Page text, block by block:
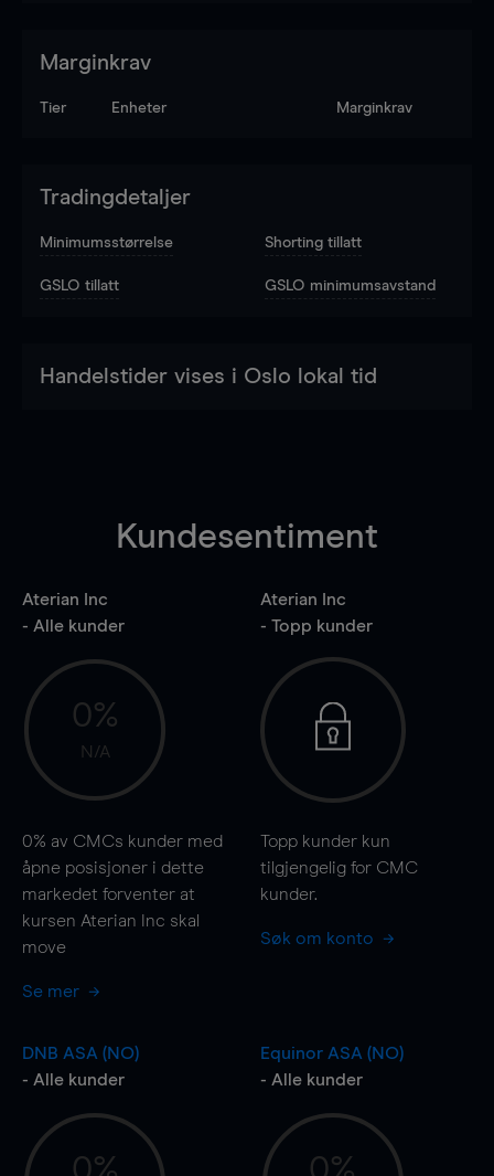
Marginkrav
Tier Enheter Marginkrav
Tradingdetaljer
Minimumsstørrelse Shorting tillatt
GSLO tillatt GSLO minimumsavstand
Handelstider vises i Oslo lokal tid
Kundesentiment
Aterian Inc
- Alle kunder
0%
N/A
0% av CMCs kunder med
åpne posisjoner i dette
markedet forventer at
kursen Aterian Inc skal
move
Se mer
Aterian Inc
- Topp kunder
Topp kunder kun
tilgjengelig for CMC
kunder.
Søk om konto
DNB ASA (NO)
- Alle kunder
Equinor ASA (NO)
- Alle kunder